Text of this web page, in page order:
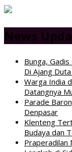
News
Bunga,
Di Ajang
Warga India
Datangnya
Parade
Denpasar
Klenteng
Budaya dan
Praperadilan